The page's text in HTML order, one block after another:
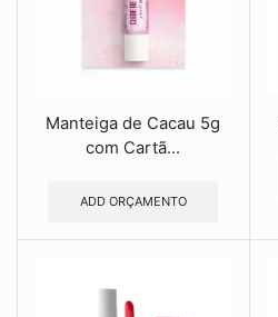
Manteiga de Cacau 5g
com Cartã...
ADD ORÇAMENTO